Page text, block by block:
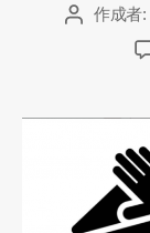
投 作成者: